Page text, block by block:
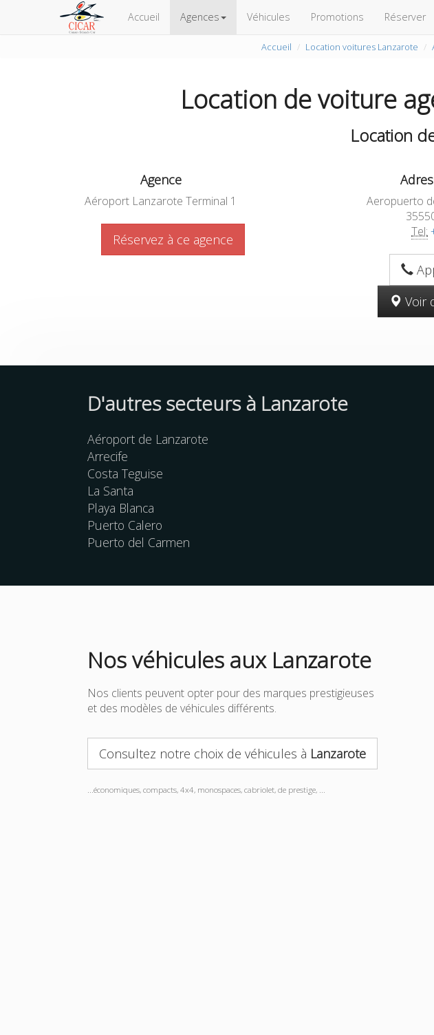
Accueil Agences Véhicules Promotions Réserver
Accueil Location voitures Lanzarote
Location de voiture
Location
Agence
Aéroport Lanzarote Terminal 1
Réservez à ce agence
Aeropuerto
Tel:
Voir
D'autressecteursà Lanzarote
Aéroport de Lanzarote
Arrecife
Costa Teguise
La Santa
Playa Blanca
Puerto Calero
Puerto del Carmen
Nos véhicules aux Lanzarote
Nos clients peuvent opter pour des marques prestigieuses
et des modèles de véhicules différents.
Consultez notre choix de véhicules à Lanzarote
...économiques, compacts, 4x4, monospaces, cabriolet, de prestige, ...